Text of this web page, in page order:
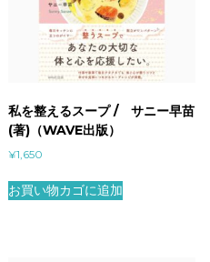
私を整えるスープ / サニー早苗
(著)（WAVE出版）
¥1,650
お買い物カゴに追加